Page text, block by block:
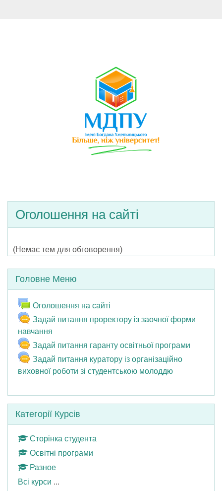
Оголошення на сайті
(Немає тем для обговорення)
Головне Меню
Оголошення на сайті
Задай питання проректору із заочної форми
навчання
Задай питання гаранту освітньої програми
Задай питання куратору із організаційно
виховної роботи зі студентською молоддюЧат
Пропустити Категорії курсів
Категорії Курсів
Сторінка студента
Освітні програми
Разное
Всі курси ...